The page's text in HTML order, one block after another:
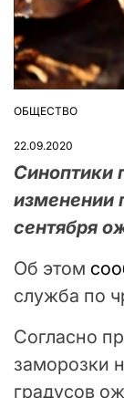
ОПУБЛІКУВАТИ
ОБЩЕСТВО
22.09.2020
Синоптики
изменении
сентября
Об этом
служба по
Согласно
заморозки
градусов